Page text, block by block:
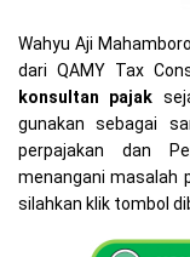
Wahyu Aji
dari QAMY Tax
konsultan pajak
gunakan sebagai
perpajakan dan
menangani masalah
silahkan klik tombol